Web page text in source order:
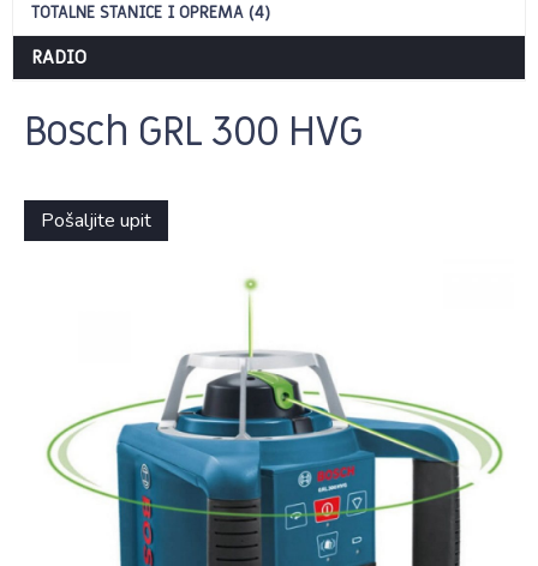
TOTALNE STANICE I OPREMA (4)
RADIO
Bosch GRL 300 HVG
Pošaljite upit